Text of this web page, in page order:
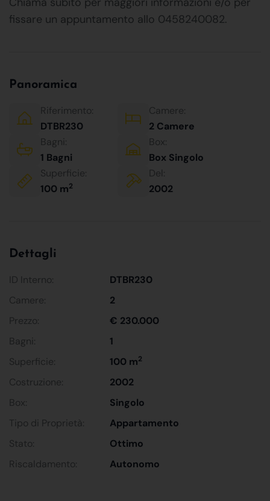
fissare un appuntamento allo 0458240082.
Panoramica
Riferimento:
DTBR230
Camere:
2 Camere
Bagni:
1 Bagni
Box:
Box Singolo
Superficie:
100 m2
Del:
2002
Dettagli
ID Interno:
DTBR230
Camere:
2
Prezzo:
€ 230.000
Bagni:
1
Superficie:
100 m2
Costruzione:
2002
Box:
Singolo
Tipo di Proprietà:
Appartamento
Stato:
Ottimo
Riscaldamento:
Autonomo